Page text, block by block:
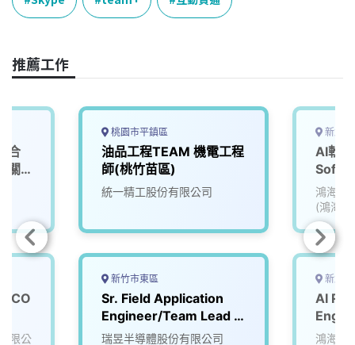
b
o
k
a
e
n
L
k
推薦工作
合
關
限公
桃園市平鎮區
油品工程TEAM 機電工程
師(桃竹苗區)
統一精工股份有限公司
新竹市東區
Sr. Field Application
Engineer/Team Lead –
Automotive Ethernet
瑞昱半導體股份有限公司
新北
AI軟
(Data
Team)
鴻海精
(鴻海)
新北
AI
& AI
鴻海精